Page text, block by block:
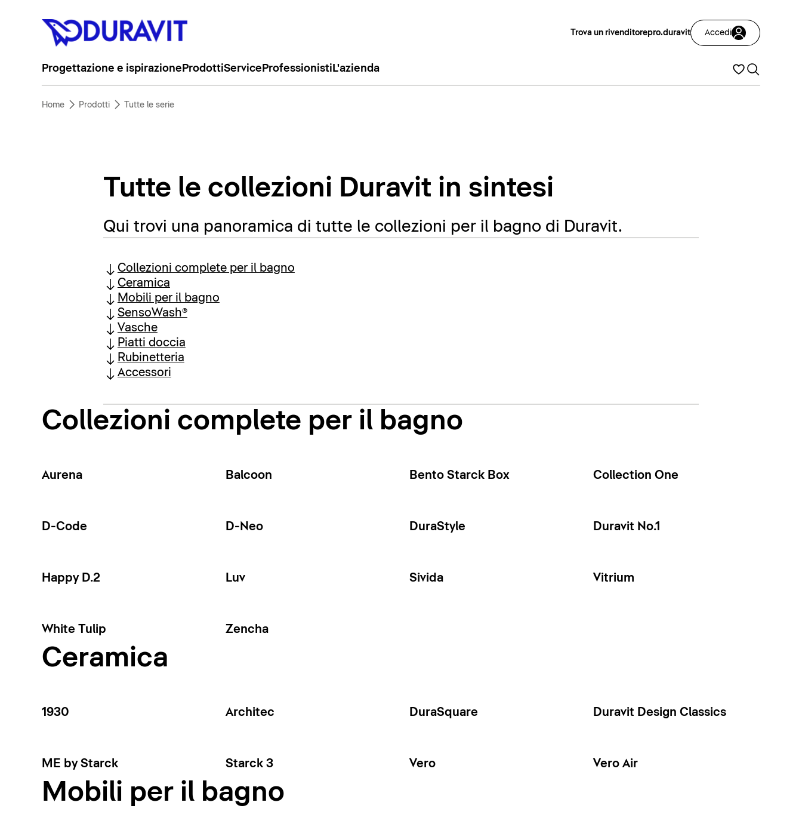
Trova un rivenditorepro.duravit Accedi
Progettazione e ispirazione ProdottiService Professionisti L'azienda
Home Prodotti Tutte le serie
Tutte le collezioni Duravit in sintesi
Qui trovi una panoramica di tutte le collezioni per il bagno di Duravit.
Collezioni complete per il bagno
Ceramica
Mobili per il bagno
SensoWash®
Vasche
Piatti doccia
Rubinetteria
Accessori
Collezioni complete per il bagno
Aurena Balcoon Bento Starck Box Collection One
D-Code D-Neo DuraStyle Duravit No.1
Happy D.2 Luv Sivida Vitrium
White Tulip Zencha
Ceramica
1930 Architec DuraSquare Duravit Design Classics
ME by Starck Starck 3 Vero Vero Air
Mobili per il bagno